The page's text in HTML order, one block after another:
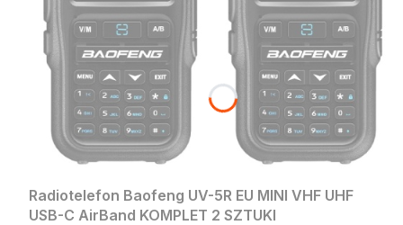
Radiotelefon Baofeng UV-5R EU MINI VHF UHF
USB-C AirBand KOMPLET 2 SZTUKI